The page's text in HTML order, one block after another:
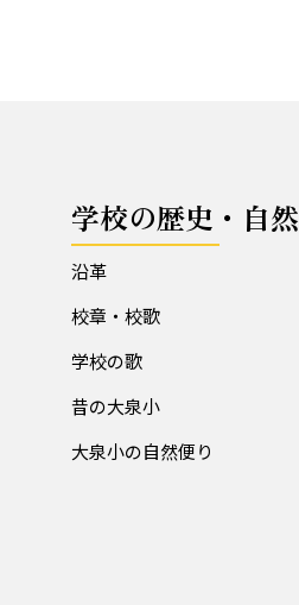
学校の歴史・自然
沿革
校章・校歌
学校の歌
昔の大泉小
大泉小の自然便り